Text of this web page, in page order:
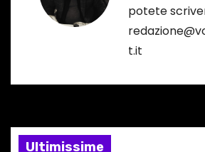
n
a
potete
t.it
Ultimissime